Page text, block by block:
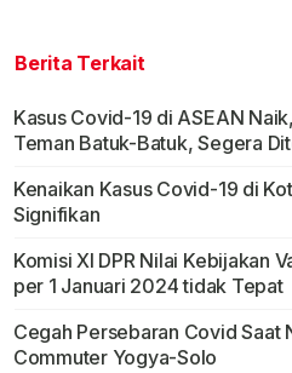
Berita Terkait
Kasus Covid-19 di ASEAN
Teman Batuk-Batuk, Segera
Kenaikan Kasus Covid-19 di
Signifikan
Komisi XI DPR Nilai Kebijakan
per 1 Januari 2024 tidak Tepat
Cegah Persebaran Covid Saat
Commuter Yogya-Solo